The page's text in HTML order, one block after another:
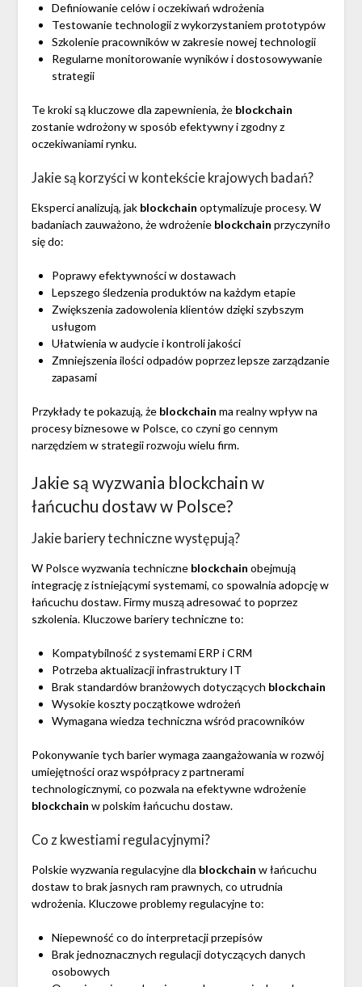
Definiowanie celów i oczekiwań wdrożenia
Testowanie technologii z wykorzystaniem prototypów
Szkolenie pracowników w zakresie nowej technologii
Regularne monitorowanie wyników i dostosowywanie
strategii
Te kroki są kluczowe dla zapewnienia, że blockchain
zostanie wdrożony w sposób efektywny i zgodny z
oczekiwaniami rynku.
Jakie są korzyści w kontekście krajowych badań?
Eksperci analizują, jak blockchain optymalizuje procesy. W
badaniach zauważono, że wdrożenie blockchain przyczyniło
się do:
Poprawy efektywności w dostawach
Lepszego śledzenia produktów na każdym etapie
Zwiększenia zadowolenia klientów dzięki szybszym
usługom
Ułatwienia w audycie i kontroli jakości
Zmniejszenia ilości odpadów poprzez lepsze zarządzanie
zapasami
Przykłady te pokazują, że blockchain ma realny wpływ na
procesy biznesowe w Polsce, co czyni go cennym
narzędziem w strategii rozwoju wielu firm.
Jakie są wyzwania blockchain w
łańcuchu dostaw w Polsce?
Jakie bariery techniczne występują?
W Polsce wyzwania techniczne blockchain obejmują
integrację z istniejącymi systemami, co spowalnia adopcję w
łańcuchu dostaw. Firmy muszą adresować to poprzez
szkolenia. Kluczowe bariery techniczne to:
Kompatybilność z systemami ERP i CRM
Potrzeba aktualizacji infrastruktury IT
Brak standardów branżowych dotyczących blockchain
Wysokie koszty początkowe wdrożeń
Wymagana wiedza techniczna wśród pracowników
Pokonywanie tych barier wymaga zaangażowania w rozwój
umiejętności oraz współpracy z partnerami
technologicznymi, co pozwala na efektywne wdrożenie
blockchain w polskim łańcuchu dostaw.
Co z kwestiami regulacyjnymi?
Polskie wyzwania regulacyjne dla blockchain w łańcuchu
dostaw to brak jasnych ram prawnych, co utrudnia
wdrożenia. Kluczowe problemy regulacyjne to:
Niepewność co do interpretacji przepisów
Brak jednoznacznych regulacji dotyczących danych
osobowych